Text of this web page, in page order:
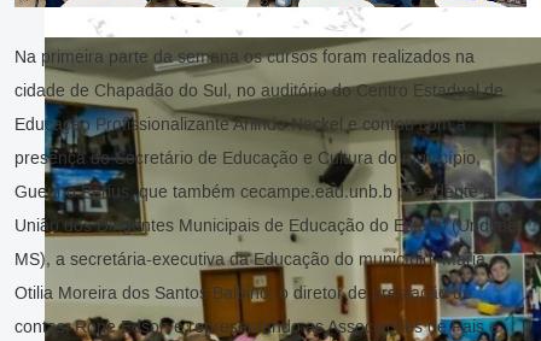
Na primeira parte da semana os cursos foram realizados na
cidade de Chapadão do Sul, no auditório do Centro Estadual de
Educação Profissionalizante Arlindo Neckel e contou com a
presença do Secretário de Educação e Cultura do município,
Guerino Perius, que também cecampe.ead.unb.b presidente a
União dos Dirigentes Municipais de Educação do Estado (Undime-
MS), a secretária-executiva da Educação do município, Maria
Otilia Moreira dos Santos Balbino, o diretor de prestação de
contas, Rone Edson e representando as Associações de Pais e